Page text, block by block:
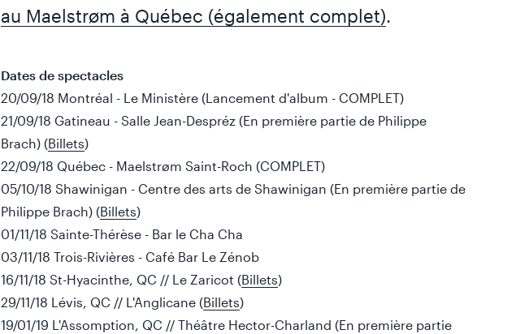
au Maelstrøm à Québec (également complet).
Dates de spectacles
20/09/18 Montréal - Le Ministère (Lancement d'album - COMPLET)
21/09/18 Gatineau - Salle Jean-Despréz (En première partie de Philippe
Brach) (Billets)
22/09/18 Québec - Maelstrøm Saint-Roch (COMPLET)
05/10/18 Shawinigan - Centre des arts de Shawinigan (En première partie de
Philippe Brach) (Billets)
01/11/18 Sainte-Thérèse - Bar le Cha Cha
03/11/18 Trois-Rivières - Café Bar Le Zénob
16/11/18 St-Hyacinthe, QC // Le Zaricot (Billets)
29/11/18 Lévis, QC // L'Anglicane (Billets)
19/01/19 L'Assomption, QC // Théâtre Hector-Charland (En première partie